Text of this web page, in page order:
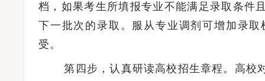
档，如果考生所填报专业不能满足录取条件
下一批次的录取。服从专业调剂可增加录
受。
第四步，认真研读高校招生章程。高校对